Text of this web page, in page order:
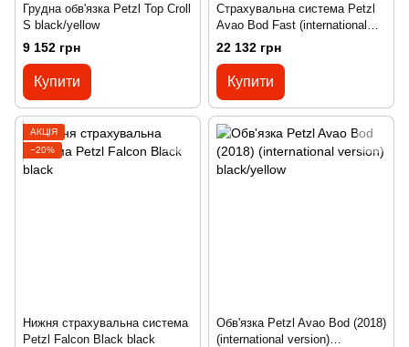
Грудна обв'язка Petzl Top Croll
S black/yellow
9 152 грн
Купити
Страхувальна система Petzl
Avao Bod Fast (international
version) black/yellow
22 132 грн
Купити
АКЦІЯ
−20%
Нижня страхувальна система
Petzl Falcon Black black
Обв'язка Petzl Avao Bod (2018)
(international version)